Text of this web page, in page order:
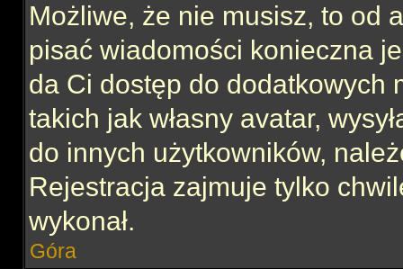
Możliwe, że nie musisz, to od
pisać wiadomości konieczna
da Ci dostęp do dodatkowych
takich jak własny avatar,
do innych użytkowników,
Rejestracja zajmuje tylko
wykonał.
Góra